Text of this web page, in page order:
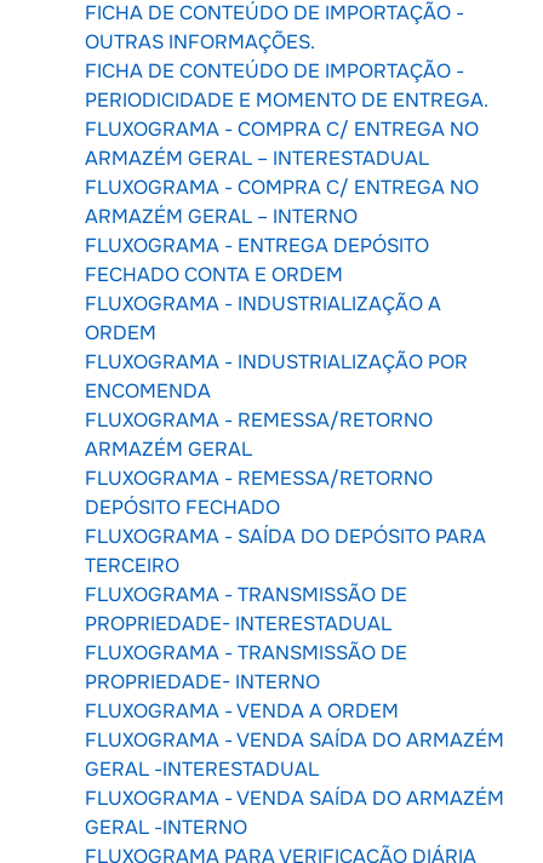
FICHA DE CONTEÚDO DE IMPORTAÇÃO -
OUTRAS INFORMAÇÕES.
FICHA DE CONTEÚDO DE IMPORTAÇÃO -
PERIODICIDADE E MOMENTO DE ENTREGA.
FLUXOGRAMA - COMPRA C/ ENTREGA NO
ARMAZÉM GERAL – INTERESTADUAL
FLUXOGRAMA - COMPRA C/ ENTREGA NO
ARMAZÉM GERAL – INTERNO
FLUXOGRAMA - ENTREGA DEPÓSITO
FECHADO CONTA E ORDEM
FLUXOGRAMA - INDUSTRIALIZAÇÃO A
ORDEM
FLUXOGRAMA - INDUSTRIALIZAÇÃO POR
ENCOMENDA
FLUXOGRAMA - REMESSA/RETORNO
ARMAZÉM GERAL
FLUXOGRAMA - REMESSA/RETORNO
DEPÓSITO FECHADO
FLUXOGRAMA - SAÍDA DO DEPÓSITO PARA
TERCEIRO
FLUXOGRAMA - TRANSMISSÃO DE
PROPRIEDADE- INTERESTADUAL
FLUXOGRAMA - TRANSMISSÃO DE
PROPRIEDADE- INTERNO
FLUXOGRAMA - VENDA A ORDEM
FLUXOGRAMA - VENDA SAÍDA DO ARMAZÉM
GERAL -INTERESTADUAL
FLUXOGRAMA - VENDA SAÍDA DO ARMAZÉM
GERAL -INTERNO
FLUXOGRAMA PARA VERIFICAÇÃO DIÁRIA